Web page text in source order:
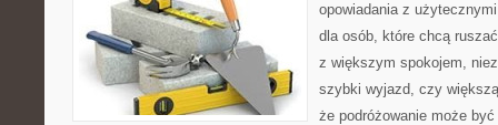
opowiadania z
dla osób, które chcą
z większym spokojem,
szybki wyjazd, czy
że podróżowanie może